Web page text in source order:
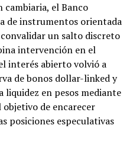
el Banco
de instrumentos orientada
un salto discreto
intervención en el
interés abierto volvió a
de bonos dollar-linked y
en pesos mediante
objetivo de encarecer
posiciones especulativas